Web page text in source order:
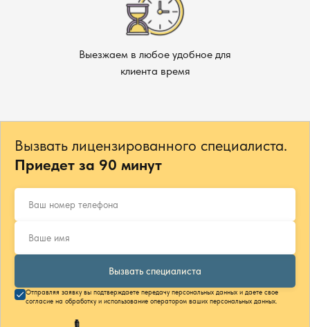
Выезжаем в любое удобное для
клиента время
Вызвать лицензированного специалиста.
Приедет за 90 минут
Вызвать специалиста
Отправляя заявку вы подтверждаете передачу персональных данных и даете свое
согласие на обработку и использование оператором ваших персональных данных.